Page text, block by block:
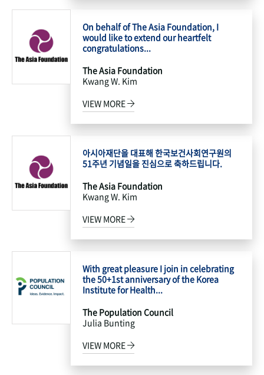
On behalf of The Asia Foundation, I
would like to extend our heartfelt
congratulations...
The Asia Foundation
Kwang W. Kim
VIEW MORE
아시아재단을 대표해 한국보건사회연구원의
51주년 기념일을 진심으로 축하드립니다.
The Asia Foundation
Kwang W. Kim
VIEW MORE
With great pleasure I join in celebrating
the 50+1st anniversary of the Korea
Institute for Health...
The Population Council
Julia Bunting
VIEW MORE